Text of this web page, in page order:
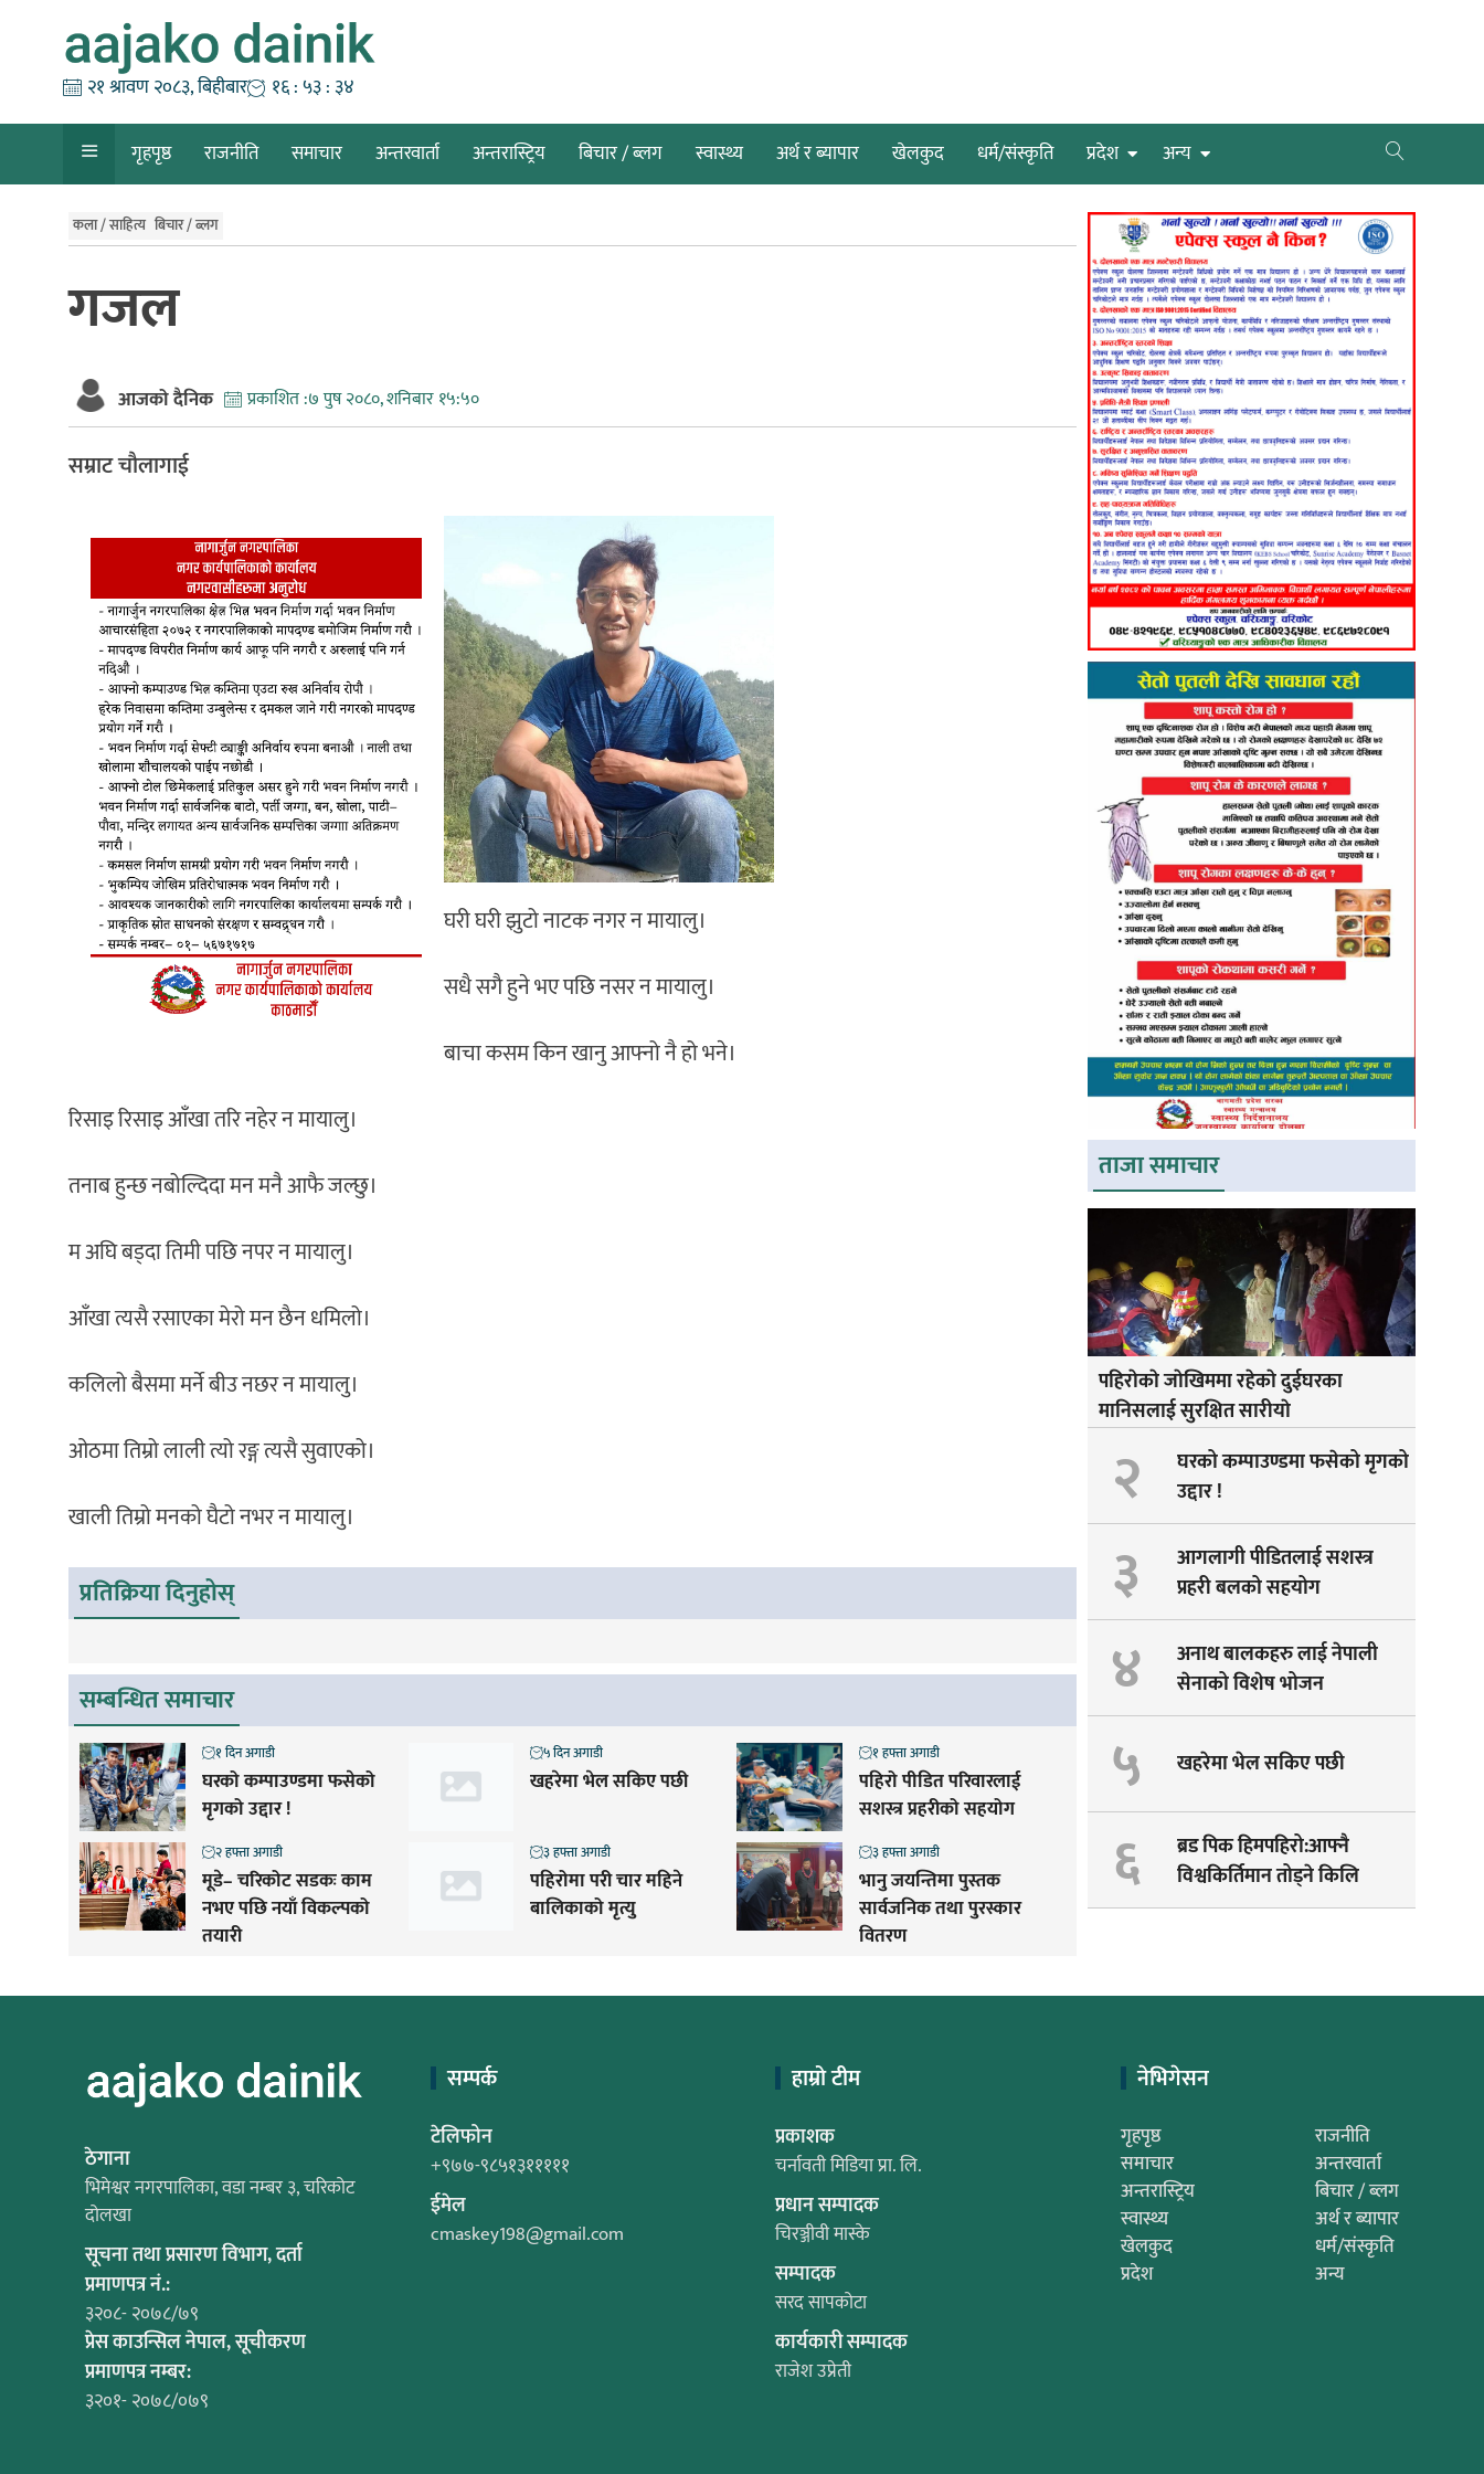
२१ श्रावण २०८३, बिहीबार १६ : ५३ : ३५
गृहपृष्ठ राजनीति समाचार अन्तरवार्ता अन्तरास्ट्रिय बिचार / ब्लग स्वास्थ्य अर्थ र ब्यापार खेलकुद धर्म/संस्कृति प्रदेश अन्य
कला / साहित्य बिचार / ब्लग
गजल
आजको दैनिक प्रकाशित :७ पुष २०८०, शनिबार १५:५०
सम्राट चाैलागाई
घरी घरी झुटो नाटक नगर न मायालु।
सधै सगै हुने भए पछि नसर न मायालु।
बाचा कसम किन खानु आफ्नो नै हो भने।
रिसाइ रिसाइ आँखा तरि नहेर न मायालु।
तनाब हुन्छ नबोल्दिदा मन मनै आफै जल्छु।
म अघि बड्दा तिमी पछि नपर न मायालु।
आँखा त्यसै रसाएका मेरो मन छैन धमिलो।
कलिलो बैसमा मर्ने बीउ नछर न मायालु।
ओठमा तिम्रो लाली त्यो रङ्ग त्यसै सुवाएको।
खाली तिम्रो मनको घैटो नभर न मायालु।
प्रतिक्रिया दिनुहोस्
सम्बन्धित समाचार
घरको कम्पाउण्डमा फसेको
मृगको उद्दार !
१ दिन अगाडी
खहरेमा भेल सकिए पछी
५ दिन अगाडी
पहिरो पीडित परिवारलाई
सशस्त्र प्रहरीको सहयोग
१ हफ्ता अगाडी
मूडे– चरिकोट सडकः काम
नभए पछि नयाँ विकल्पको
तयारी
२ हफ्ता अगाडी
पहिरोमा परी चार महिने
बालिकाको मृत्यु
३ हफ्ता अगाडी
भानु जयन्तिमा पुस्तक
सार्वजनिक तथा पुरस्कार
वितरण
३ हफ्ता अगाडी
ताजा समाचार
पहिराेकाे जाेखिममा रहेकाे दुईघरका
मानिसलाई सुरक्षित सारीयाे
२
घरको कम्पाउण्डमा फसेको मृगको
उद्दार !
३
आगलागी पीडितलाई सशस्त्र
प्रहरी बलको सहयोग
४
अनाथ बालकहरु लाई नेपाली
सेनाको विशेष भोजन
५ खहरेमा भेल सकिए पछी
६
ब्रड पिक हिमपहिरो:आफ्नै
विश्वकिर्तिमान तोड्ने किलि
पेम्बाको सपना अधुरै !
ठेगाना
भिमेश्वर नगरपालिका, वडा नम्बर ३, चरिकोट
दोलखा
सूचना तथा प्रसारण विभाग, दर्ता
प्रमाणपत्र नं.:
३२०८- २०७८/७९
प्रेस काउन्सिल नेपाल, सूचीकरण
प्रमाणपत्र नम्बर:
३२०१- २०७८/०७९
सम्पर्क
टेलिफोन
+९७७-९८५१३१११११
ईमेल
cmaskey198@gmail.com
हाम्रो टीम
प्रकाशक
चर्नावती मिडिया प्रा. लि.
प्रधान सम्पादक
चिरञ्जीवी मास्के
सम्पादक
सरद सापकोटा
कार्यकारी सम्पादक
राजेश उप्रेती
नेभिगेसन
गृहपृष्ठ
राजनीति
समाचार
अन्तरवार्ता
अन्तरास्ट्रिय
बिचार / ब्लग
स्वास्थ्य
अर्थ र ब्यापार
खेलकुद
धर्म/संस्कृति
प्रदेश
अन्य